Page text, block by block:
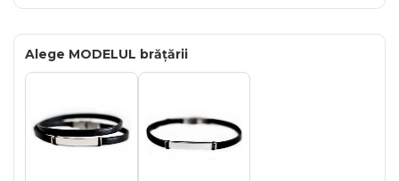
Alege MODELUL brățării